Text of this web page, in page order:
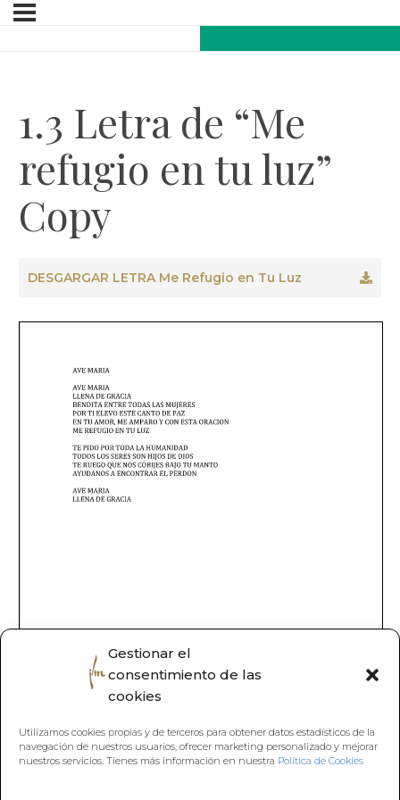
Gestionar el
consentimiento de las
cookies
Utilizamos cookies propias y de terceros para obtener datos estadísticos de la
navegación de nuestros usuarios, ofrecer marketing personalizado y mejorar
nuestros servicios. Tienes más información en nuestra Política de Cookies
1.3 Letra de “Me
refugio en tu luz”
Copy
DESGARGAR LETRA Me Refugio en Tu Luz